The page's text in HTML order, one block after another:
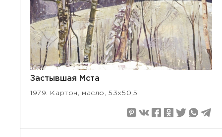
Застывшая Мста
1979. Картон, масло, 53x50,5